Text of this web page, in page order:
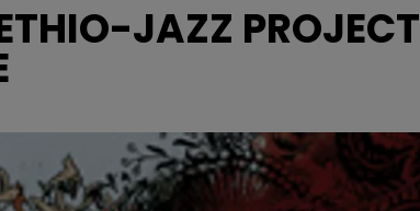
JAZZ PROJECT